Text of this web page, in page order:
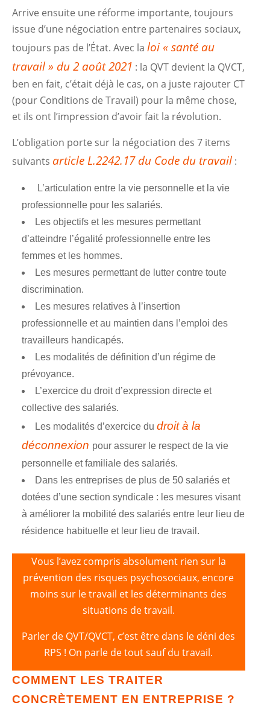
Arrive ensuite une réforme importante, toujours
issue d’une négociation entre partenaires sociaux,
toujours pas de l’État. Avec laloi « santé au
travail » du 2 août 2021 : la QVT devient la QVCT,
ben en fait, c’était déjà le cas, on a juste rajouter CT
(pour Conditions de Travail) pour la même chose,
et ils ont l’impression d’avoir fait la révolution.
L’obligation porte sur la négociation des 7 items
suivants article L.2242.17 du Code du travail :
L’articulation entre la vie personnelle et la vie
professionnelle pour les salariés.
Les objectifs et les mesures permettant
d’atteindre l’égalité professionnelle entre les
femmes et les hommes.
Les mesures permettant de lutter contre toute
discrimination.
Les mesures relatives à l’insertion
professionnelle et au maintien dans l’emploi des
travailleurs handicapés.
Les modalités de définition d’un régime de
prévoyance.
L’exercice du droit d’expression directe et
collective des salariés.
Les modalités d’exercice dudroit à la
déconnexion pour assurer le respect de la vie
personnelle et familiale des salariés.
Dans les entreprises de plus de 50 salariés et
dotées d’une section syndicale : les mesures visant
à améliorer la mobilité des salariés entre leur lieu de
résidence habituelle et leur lieu de travail.
Vous l’avez compris absolument rien sur la
prévention des risques psychosociaux, encore
moins sur le travail et les déterminants des
situations de travail.
Parler de QVT/QVCT, c’est être dans le déni des
RPS ! On parle de tout sauf du travail.
COMMENT LES TRAITER
CONCRÈTEMENT EN ENTREPRISE ?